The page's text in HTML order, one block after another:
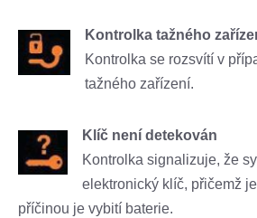
Kontrolka tažného
Kontrolka se rozsvítí v
tažného zařízení.
Klíč není detekován
Kontrolka signalizuje, že
elektronický klíč, přičemž
příčinou je vybití baterie.